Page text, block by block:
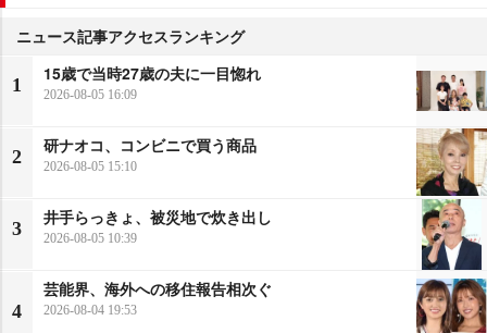
ニュース記事アクセスランキング
1
15歳で当時27歳の夫に一目惚れ
2026-08-05 16:09
2
研ナオコ、コンビニで買う商品
2026-08-05 15:10
3
井手らっきょ、被災地で炊き出し
2026-08-05 10:39
4
芸能界、海外への移住報告相次ぐ
2026-08-04 19:53